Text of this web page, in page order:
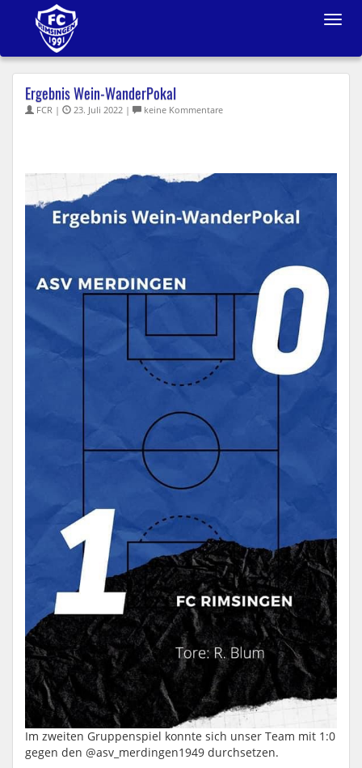
Toggle
Ergebnis Wein-WanderPokal
FCR | 23. Juli 2022 | keine Kommentare
Im zweiten Gruppenspiel konnte sich unser Team mit 1:0
gegen den @asv_merdingen1949 durchsetzen.